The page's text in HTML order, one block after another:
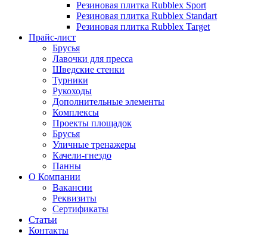
Резиновая плитка Rubblex Sport
Резиновая плитка Rubblex Standart
Резиновая плитка Rubblex Target
Прайс-лист
Брусья
Лавочки для пресса
Шведские стенки
Турники
Рукоходы
Дополнительные элементы
Комплексы
Проекты площадок
Брусья
Уличные тренажеры
Качели-гнездо
Панны
О Компании
Вакансии
Реквизиты
Сертификаты
Статьи
Контакты